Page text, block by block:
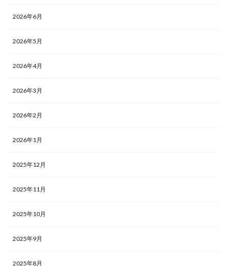
2026年6月
2026年5月
2026年4月
2026年3月
2026年2月
2026年1月
2025年12月
2025年11月
2025年10月
2025年9月
2025年8月